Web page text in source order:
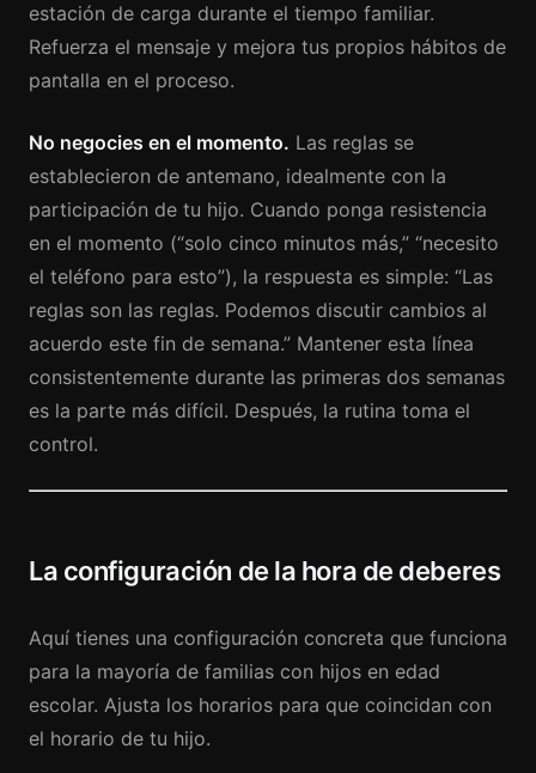
estación de carga durante el tiempo familiar.
Refuerza el mensaje y mejora tus propios hábitos de
pantalla en el proceso.
No negocies en el momento. Las reglas se
establecieron de antemano, idealmente con la
participación de tu hijo. Cuando ponga resistencia
en el momento (“solo cinco minutos más,” “necesito
el teléfono para esto”), la respuesta es simple: “Las
reglas son las reglas. Podemos discutir cambios al
acuerdo este fin de semana.” Mantener esta línea
consistentemente durante las primeras dos semanas
es la parte más difícil. Después, la rutina toma el
control.
La configuración de la hora de deberes
Aquí tienes una configuración concreta que funciona
para la mayoría de familias con hijos en edad
escolar. Ajusta los horarios para que coincidan con
el horario de tu hijo.